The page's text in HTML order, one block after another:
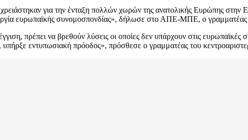
για την ένταξη πολλών χωρών της ανατολικής Ευρώπης στην
ευρωπαϊκής συνομοσπονδίας», δήλωσε στο ΑΠΕ-ΜΠΕ, ο γραμματέας
πρέπει να βρεθούν λύσεις οι οποίες δεν υπάρχουν στις
υπήρξε εντυπωσιακή πρόοδος», πρόσθεσε ο γραμματέας του